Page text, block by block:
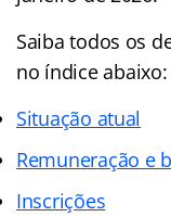
Saiba todos os
no índiceabaixo:
Situação atual
Remuneração e
Inscrições